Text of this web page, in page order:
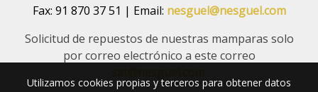
Fax: 91 870 37 51 | Email: nesguel@nesguel.com
Solicitud de repuestos de nuestras mamparas solo
por correo electrónico a este correo
Utilizamos cookies propias y terceros para obtener datos